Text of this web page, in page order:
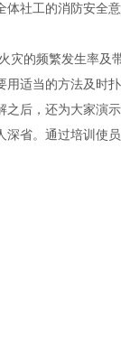
社工的消防安全
频繁发生率及带
用适当的方法及时
之后，还为大家演
省。通过培训使